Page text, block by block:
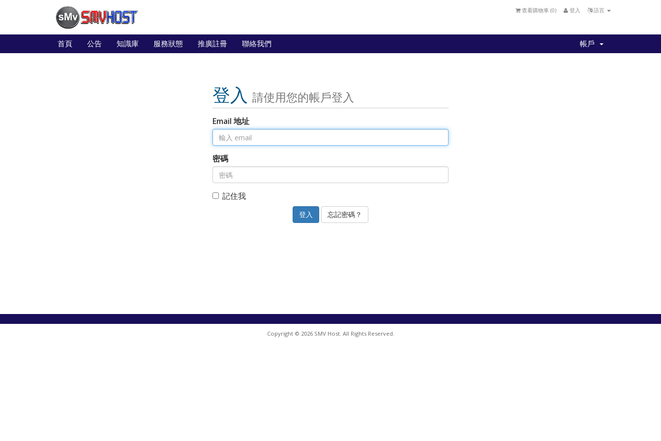
語言
登入
查看購物車 (0)
首頁 公告 知識庫 服務狀態 推廣註冊 聯絡我們 帳戶
登入 請使用您的帳戶登入
Email 地址
密碼
記住我
忘記密碼？
Copyright © 2026 SMV Host. All Rights Reserved.